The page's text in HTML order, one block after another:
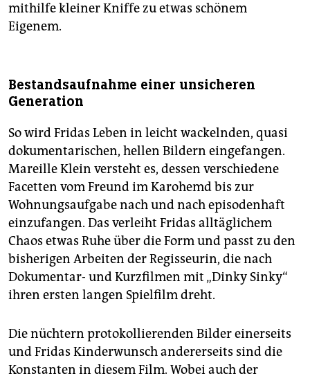
mithilfe kleiner Kniffe zu etwas schönem
Eigenem.
Bestandsaufnahme einer unsicheren
Generation
So wird Fridas Leben in leicht wackelnden, quasi
dokumentarischen, hellen Bildern eingefangen.
Mareille Klein versteht es, dessen verschiedene
Facetten vom Freund im Karohemd bis zur
Wohnungsaufgabe nach und nach episodenhaft
einzufangen. Das verleiht Fridas alltäglichem
Chaos etwas Ruhe über die Form und passt zu den
bisherigen Arbeiten der Regisseurin, die nach
Dokumentar- und Kurzfilmen mit „Dinky Sinky“
ihren ersten langen Spielfilm dreht.
Die nüchtern protokollierenden Bilder einerseits
und Fridas Kinderwunsch andererseits sind die
Konstanten in diesem Film. Wobei auch der